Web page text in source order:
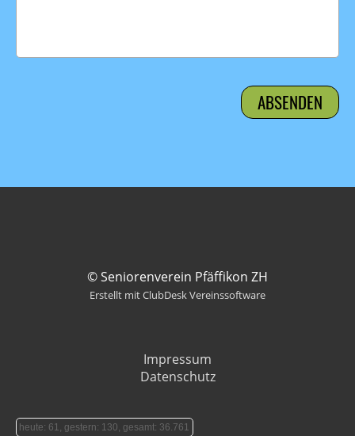
© Seniorenverein Pfäffikon ZH
Erstellt mit ClubDesk Vereinssoftware
Impressum
Datenschutz
heute: 61, gestern: 130, gesamt: 36.761